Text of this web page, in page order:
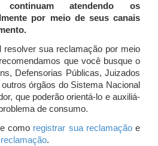
continuam atendendo os
por meio de seus canais
sua reclamação por meio
que você busque o
Defensorias Públicas, Juizados
órgãos do Sistema Nacional
que poderão orientá-lo e auxiliá-
de consumo.
como registrar sua reclamaçãoe
.